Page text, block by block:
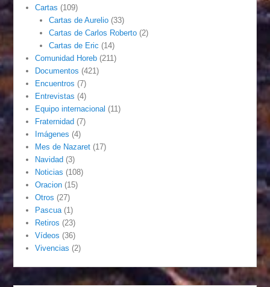
Cartas (109)
Cartas de Aurelio(33)
Cartas de Carlos Roberto(2)
Cartas de Eric (14)
Comunidad Horeb (211)
Documentos (421)
Encuentros (7)
Entrevistas (4)
Equipo internacional (11)
Fraternidad (7)
Imágenes (4)
Mes de Nazaret (17)
Navidad (3)
Noticias (108)
Oracion (15)
Otros (27)
Pascua (1)
Retiros (23)
Vídeos (36)
Vivencias (2)